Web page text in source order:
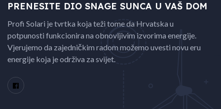
PRENESITE DIO SNAGE SUNCA U VAŠ DOM
Profi Solari je tvrtka koja teži tome da Hrvatska u
potpunosti funkcionira na obnovljivim izvorima energije.
Vjerujemo da zajedničkim radom možemo uvesti novu eru
energije koja je održiva za svijet.